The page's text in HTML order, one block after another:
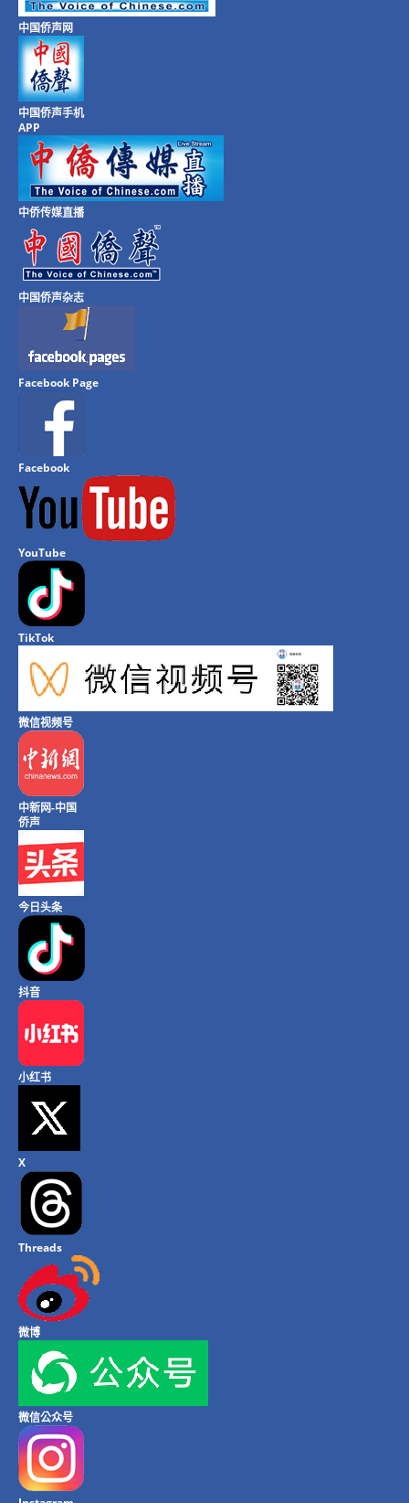
中国侨声网
中国侨声手机
APP
中侨传媒直播
中国侨声杂志
Facebook Page
Facebook
YouTube
TikTok
微信视频号
中新网-中国
侨声
今日头条
抖音
小红书
X
Threads
微博
微信公众号